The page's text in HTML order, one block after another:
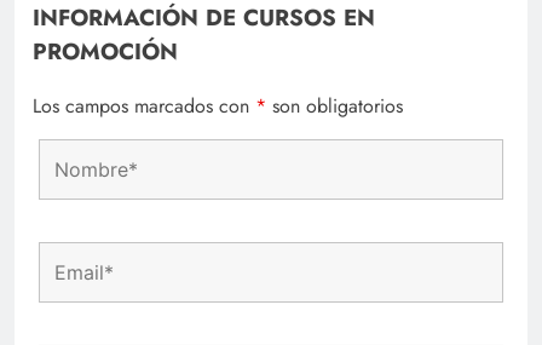
INFORMACIÓN DE CURSOS EN
PROMOCIÓN
Los campos marcados con * son obligatorios